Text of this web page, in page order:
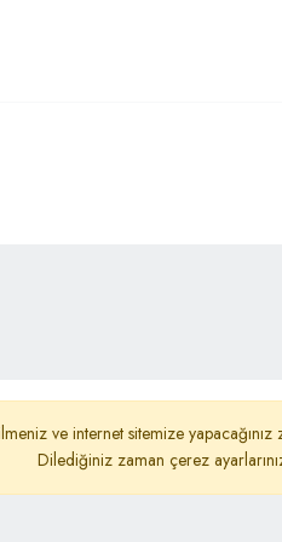
Metni Reklam
ve internet sitemize
Dilediğiniz zaman çerez